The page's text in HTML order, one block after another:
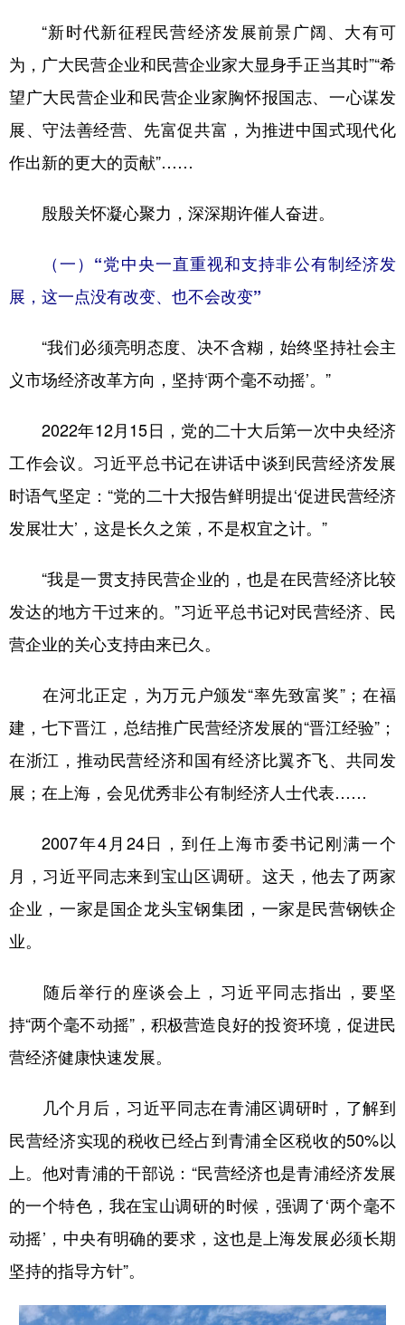
English Español Français عربى
Русский язык 日本語 한국어
Deutsch Português
“新时代新征程民营经济发展前景广阔、大有可
为，广大民营企业和民营企业家大显身手正当其时”“希
望广大民营企业和民营企业家胸怀报国志、一心谋发
展、守法善经营、先富促共富，为推进中国式现代化
作出新的更大的贡献”……
殷殷关怀凝心聚力，深深期许催人奋进。
（一）“党中央一直重视和支持非公有制经济发
展，这一点没有改变、也不会改变”
“我们必须亮明态度、决不含糊，始终坚持社会主
义市场经济改革方向，坚持‘两个毫不动摇’。”
2022年12月15日，党的二十大后第一次中央经济
工作会议。习近平总书记在讲话中谈到民营经济发展
时语气坚定：“党的二十大报告鲜明提出‘促进民营经济
发展壮大’，这是长久之策，不是权宜之计。”
“我是一贯支持民营企业的，也是在民营经济比较
发达的地方干过来的。”习近平总书记对民营经济、民
营企业的关心支持由来已久。
在河北正定，为万元户颁发“率先致富奖”；在福
建，七下晋江，总结推广民营经济发展的“晋江经验”；
在浙江，推动民营经济和国有经济比翼齐飞、共同发
展；在上海，会见优秀非公有制经济人士代表……
2007年4月24日，到任上海市委书记刚满一个
月，习近平同志来到宝山区调研。这天，他去了两家
企业，一家是国企龙头宝钢集团，一家是民营钢铁企
业。
随后举行的座谈会上，习近平同志指出，要坚
持“两个毫不动摇”，积极营造良好的投资环境，促进民
营经济健康快速发展。
几个月后，习近平同志在青浦区调研时，了解到
民营经济实现的税收已经占到青浦全区税收的50%以
上。他对青浦的干部说：“民营经济也是青浦经济发展
的一个特色，我在宝山调研的时候，强调了‘两个毫不
动摇’，中央有明确的要求，这也是上海发展必须长期
坚持的指导方针”。